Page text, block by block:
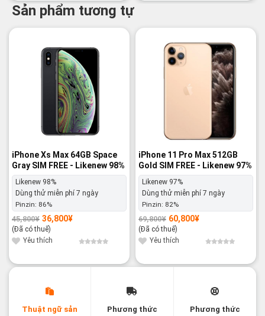
Sản phẩm tương tự
iPhone Xs Max 64GB Space
Gray SIM FREE - Likenew 98%
Likenew 98%
Dùng thử miễn phí 7 ngày
Pinzin: 86%
45,800¥
Giá
gốc
là:
45,800¥.
36,800¥
Giá
hiện
tại
là:
36,800¥.
(Đã có thuế)
Yêu thích
iPhone 11 Pro Max 512GB
Gold SIM FREE - Likenew 97%
Likenew 97%
Dùng thử miễn phí 7 ngày
Pinzin: 82%
69,800¥
Giá
gốc
là:
69,800¥.
60,800¥
Giá
hiện
tại
là:
60,800¥.
(Đã có thuế)
Yêu thích
Thuật ngữ sản
Phương thức
Phương thức